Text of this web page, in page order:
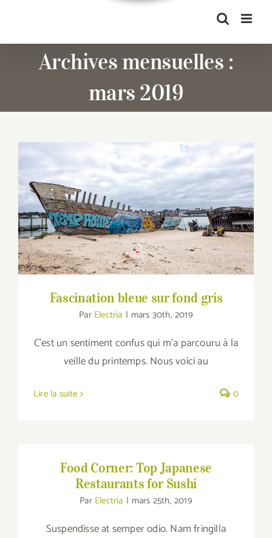
Archives mensuelles :
mars 2019
Fascination bleue sur fond gris
Fascination bleue sur fond gris
Par Electria | mars 30th, 2019
C'est un sentiment confus qui m'a parcouru à la
veille du printemps. Nous voici au
Lire la suite 0
Sushi
Food Corner: Top Japanese
Restaurants for Sushi
Par Electria | mars 25th, 2019
Suspendisse at semper odio. Nam fringilla